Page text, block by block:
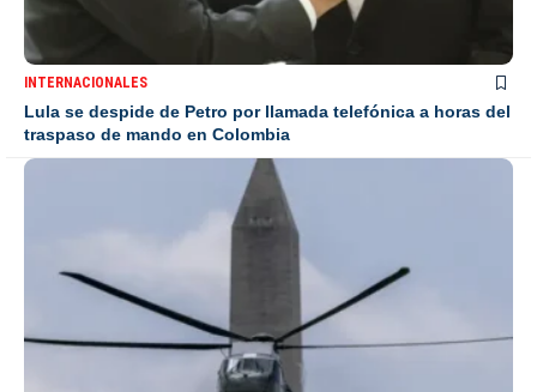
INTERNACIONALES
Lula se despide de Petro por llamada telefónica a horas del
traspaso de mando en Colombia